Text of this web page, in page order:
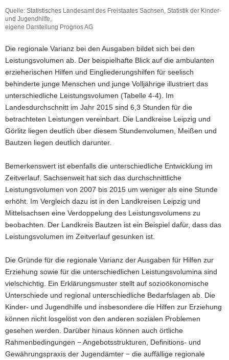
Quelle: Statistisches Landesamt des Freistaates Sachsen, Statistik der Kinder-
und Jugendhilfe,
eigene Darstellung Prognos AG
Die regionale Varianz bei den Ausgaben bildet sich bei den
Leistungsvolumen ab. Der beispielhafte Blick auf die ambulanten
erzieherischen Hilfen und Eingliederungshilfen für seelisch
behinderte junge Menschen und junge Volljährige illustriert das
unterschiedliche Leistungsvolumen (Tabelle 4-4). Im
Landesdurchschnitt im Jahr 2015 sind 6,3 Stunden für die
betrachteten Leistungen vereinbart. Die Landkreise Leipzig und
Görlitz liegen deutlich über diesem Stundenvolumen, Meißen und
Bautzen liegen deutlich darunter.
Bemerkenswert ist ebenfalls die unterschiedliche Entwicklung im
Zeitverlauf. Sachsenweit hat sich das durchschnittliche
Leistungsvolumen von 2007 bis 2015 um weniger als eine Stunde
erhöht. Im Vergleich dazu ist in den Landkreisen Leipzig und
Mittelsachsen eine Verdoppelung des Leistungsvolumens zu
beobachten. Der Landkreis Bautzen ist ein Beispiel dafür, dass das
Leistungsvolumen im Zeitverlauf gesunken ist.
Die Gründe für die regionale Varianz der Ausgaben für Hilfen zur
Erziehung sowie für die unterschiedlichen Leistungsvolumina sind
vielschichtig. Ein Erklärungsmuster stellt auf sozioökonomische
Unterschiede und regional unterschiedliche Bedarfslagen ab. Die
Kinder- und Jugendhilfe und insbesondere die Hilfen zur Erziehung
können nicht losgelöst von den anderen sozialen Problemen
gesehen werden. Darüber hinaus können auch örtliche
Rahmenbedingungen − Angebotsstrukturen, Definitions- und
Gewährungspraxis der Jugendämter − die auffällige regionale